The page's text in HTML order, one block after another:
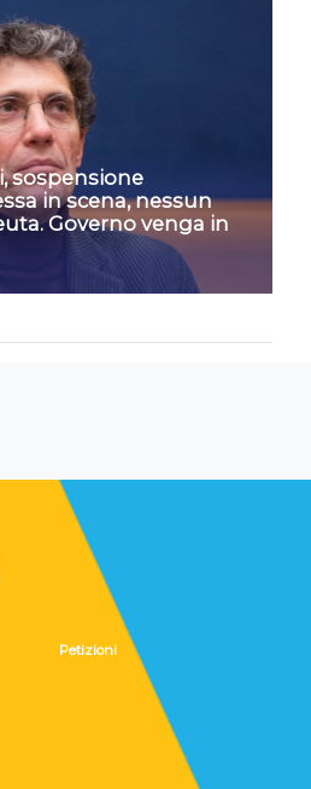
sospensione
in scena, nessun
Governo venga in
Petizioni